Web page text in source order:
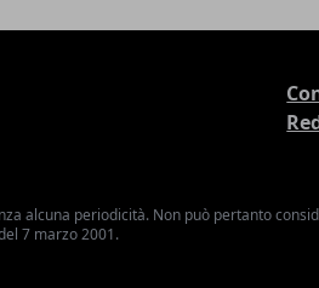
alcuna periodicità. Non può pertanto
7 marzo 2001.